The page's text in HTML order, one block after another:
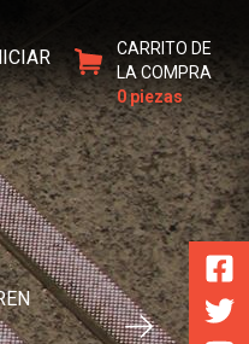
CARRITO DE
LA COMPRA
0 piezas